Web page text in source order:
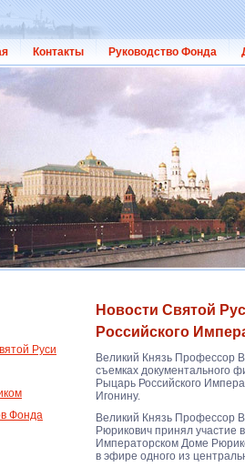
Контакты Руководство Фонда
Новости Святой
Российского
Руси
Фонда
Великий Князь Профессор
съемках документального
Рыцарь Российского
Игонину.
Великий Князь Профессор
Рюрикович принял участие
Императорском Доме
в эфире одного из